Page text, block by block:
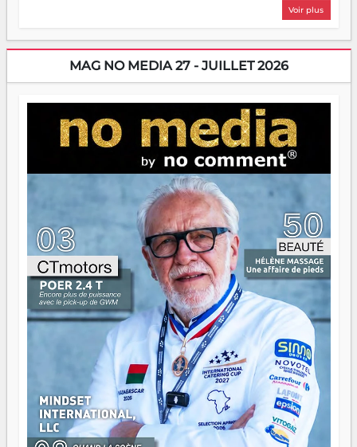
sans filet, souvent sans aide, mais toujours avec cette
dorment vraiment la nuit. En culture, les nouvelles sont
encore meilleures. Aina Rasamoelina vient de décrocher le
Prix RFI Instrumental Afrique. Miangaly Elia rafle le Prix
jeunes qui tiennent la torche. Alors oui, on pourrait
s'arrêter là, applaudir et rentrer chez soi satisfait. Mais ce
serait passer à côté d'une chose essentielle. La fougue, ça
brûle fort — et parfois, ça brûle vite. Une flamme sans
direction peut éclairer autant qu'elle peut consumer. C'est
là que les aînés entrent en scène — pas pour reprendre le
gouvernail, mais pour montrer où sont les récifs. Les jeunes
ont la force, les vieux ont l'expérience, comme on dit. Ce
n'est pas un combat de générations — c'est une question
d'équipage. Partagez vos réussites, mais aussi vos échecs.
Surtout vos échecs, d'ailleurs — ils enseignent mieux que
n'importe quel manuel. À Madagascar, la barque avance.
Il faut juste s'assurer que tout le monde rame dans le
même sens.
Voir plus
MAG NO MEDIA 27 - JUILLET 2026